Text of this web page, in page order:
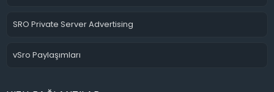
SRO Private Server Advertising
vSro Paylaşımları